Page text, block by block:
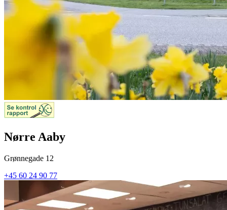
Nørre Aaby
Grønnegade 12
+45 60 24 90 77